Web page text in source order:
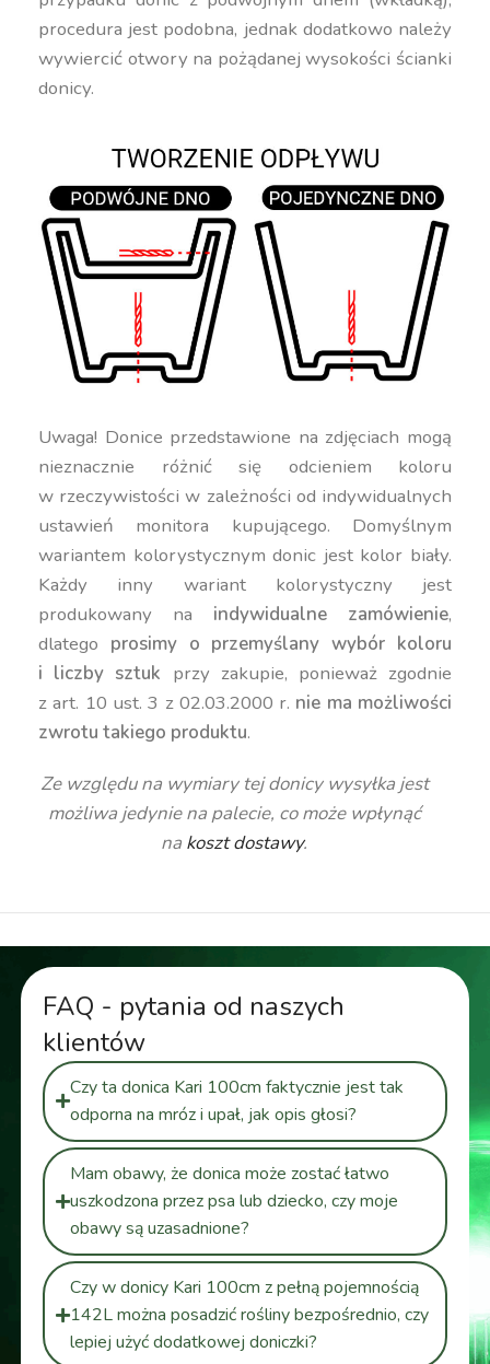
procedura jest podobna, jednak dodatkowo należy
wywiercić otwory na pożądanej wysokości ścianki
donicy.
Uwaga! Donice przedstawione na zdjęciach mogą
nieznacznie różnić się odcieniem koloru
w rzeczywistości w zależności od indywidualnych
ustawień monitora kupującego. Domyślnym
wariantem kolorystycznym donic jest kolor biały.
Każdy inny wariant kolorystyczny jest
produkowany na indywidualne zamówienie,
dlatego prosimy o przemyślany wybór koloru
i liczby sztuk przy zakupie, ponieważ zgodnie
z art. 10 ust. 3 z 02.03.2000 r. nie ma możliwości
zwrotu takiego produktu.
Ze względu na wymiary tej donicy wysyłka jest
możliwa jedynie na palecie, co może wpłynąć
na koszt dostawy.
FAQ - pytania od naszych
klientów
Czy ta donica Kari 100cm faktycznie jest tak
odporna na mróz i upał, jak opis głosi?
Mam obawy, że donica może zostać łatwo
uszkodzona przez psa lub dziecko, czy moje
obawy są uzasadnione?
Czy w donicy Kari 100cm z pełną pojemnością
142L można posadzić rośliny bezpośrednio, czy
lepiej użyć dodatkowej doniczki?